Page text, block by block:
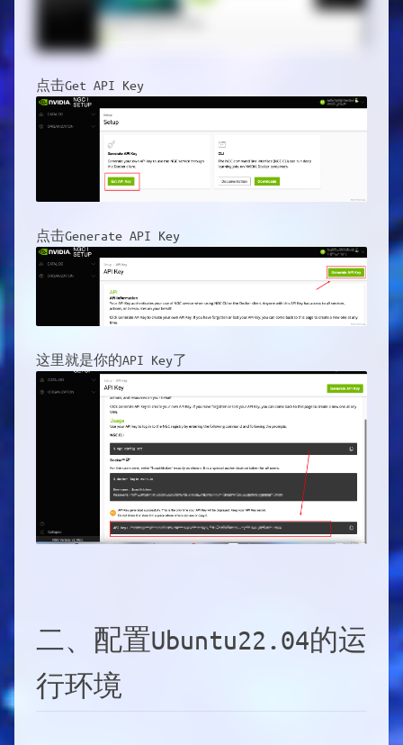
点击Get API Key
点击Generate API Key
这里就是你的API Key了
二、配置Ubuntu22.04的运
行环境